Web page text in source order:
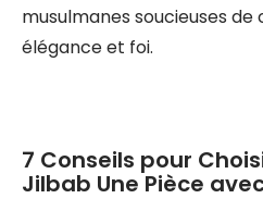
musulmanes soucieuses
élégance et foi.
7 Conseils pour
Jilbab Une Pièce